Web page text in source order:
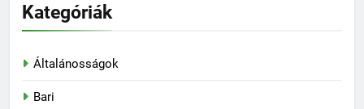
Kategóriák
Általánosságok
Bari